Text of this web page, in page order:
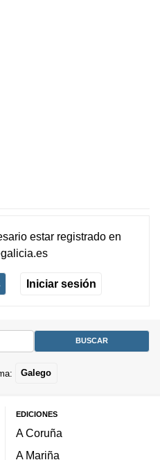
estar registradoen
Iniciar sesión
Galego
EDICIONES
A Coruña
A Mariña